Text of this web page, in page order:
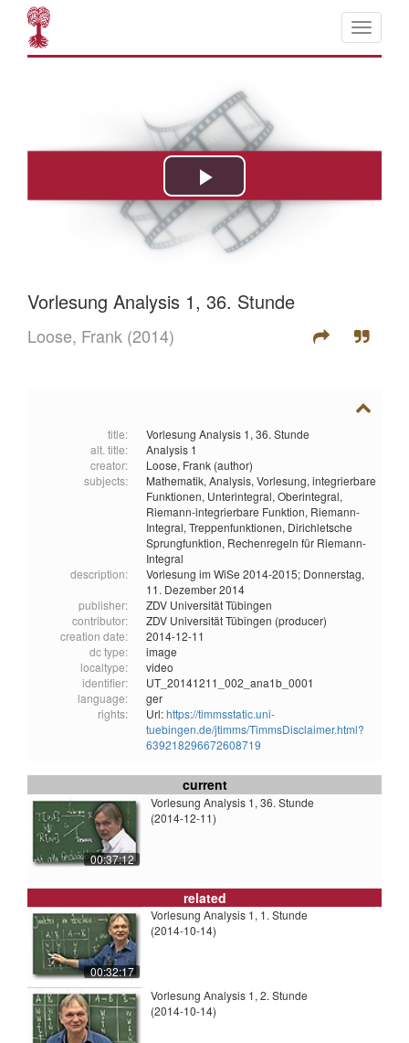
Vorlesung Analysis 1, 36. Stunde
Loose, Frank (2014)
title:
Vorlesung Analysis 1, 36. Stunde
alt. title:
Analysis 1
creator:
Loose, Frank (author)
subjects:
Mathematik, Analysis, Vorlesung, integrierbare
Funktionen, Unterintegral, Oberintegral,
Riemann-integrierbare Funktion, Riemann-
Integral, Treppenfunktionen, Dirichletsche
Sprungfunktion, Rechenregeln für Riemann-
Integral
description:
Vorlesung im WiSe 2014-2015; Donnerstag,
11. Dezember 2014
publisher:
ZDV Universität Tübingen
contributor:
ZDV Universität Tübingen (producer)
creation date:
2014-12-11
dc type:
image
localtype:
video
identifier:
UT_20141211_002_ana1b_0001
language:
ger
rights:
Url:https://timmsstatic.uni-
tuebingen.de/jtimms/TimmsDisclaimer.html?
639218296672608719
current
00:37:12
Vorlesung Analysis 1, 36. Stunde
(2014-12-11)
related
00:32:17
Vorlesung Analysis 1, 1. Stunde
(2014-10-14)
Vorlesung Analysis 1, 2. Stunde
(2014-10-14)